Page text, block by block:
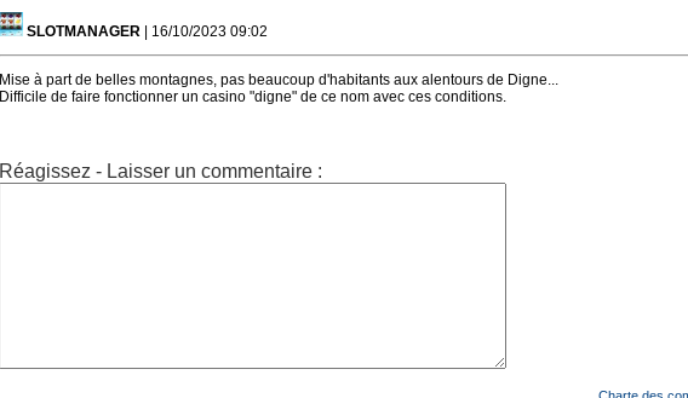
SLOTMANAGER| 16/10/2023 09:02
Mise à part de belles montagnes, pas beaucoup d'habitants aux alentours de Digne...
Difficile de faire fonctionner un casino "digne" de ce nom avec ces conditions.
Réagissez - Laisser un commentaire :